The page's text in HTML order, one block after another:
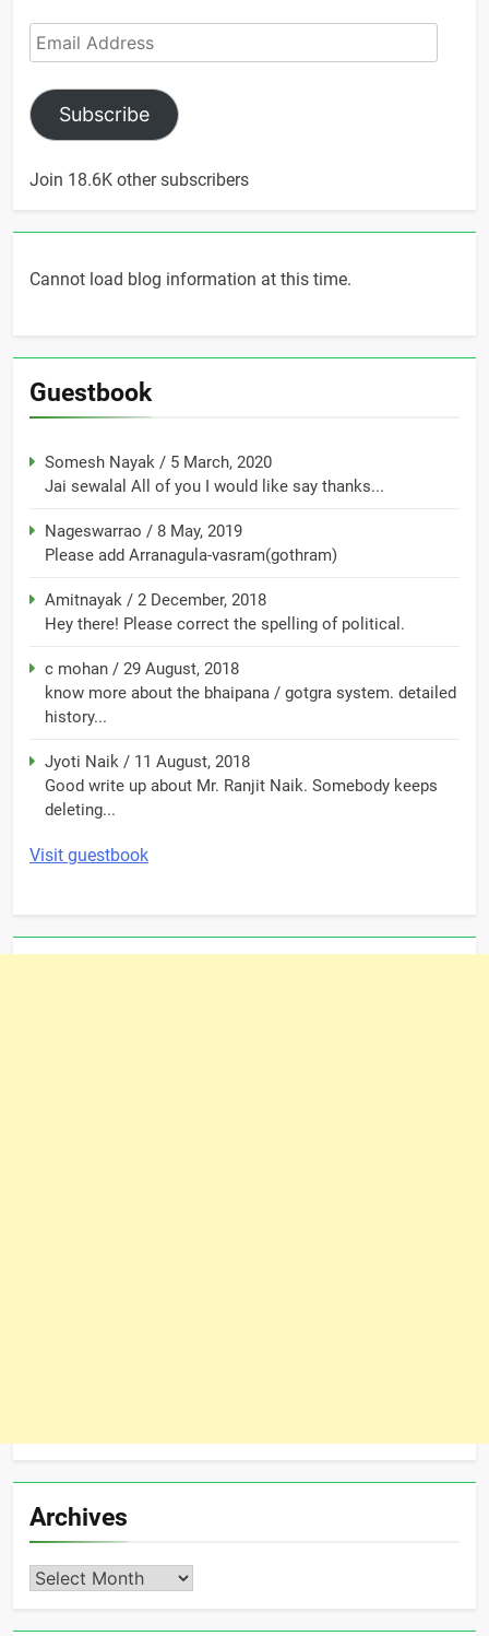
Email
Address
Subscribe
Join 18.6K other subscribers
Cannot load blog information at this time.
Guestbook
Somesh Nayak / 5 March, 2020
Jai sewalal All of you I would like say thanks...
Nageswarrao / 8 May, 2019
Please add Arranagula-vasram(gothram)
Amitnayak / 2 December, 2018
Hey there! Please correct the spelling of political.
c mohan / 29 August, 2018
know more about the bhaipana / gotgra system. detailed
history...
Jyoti Naik / 11 August, 2018
Good write up about Mr. Ranjit Naik. Somebody keeps
deleting...
Visit guestbook
Archives
Archives